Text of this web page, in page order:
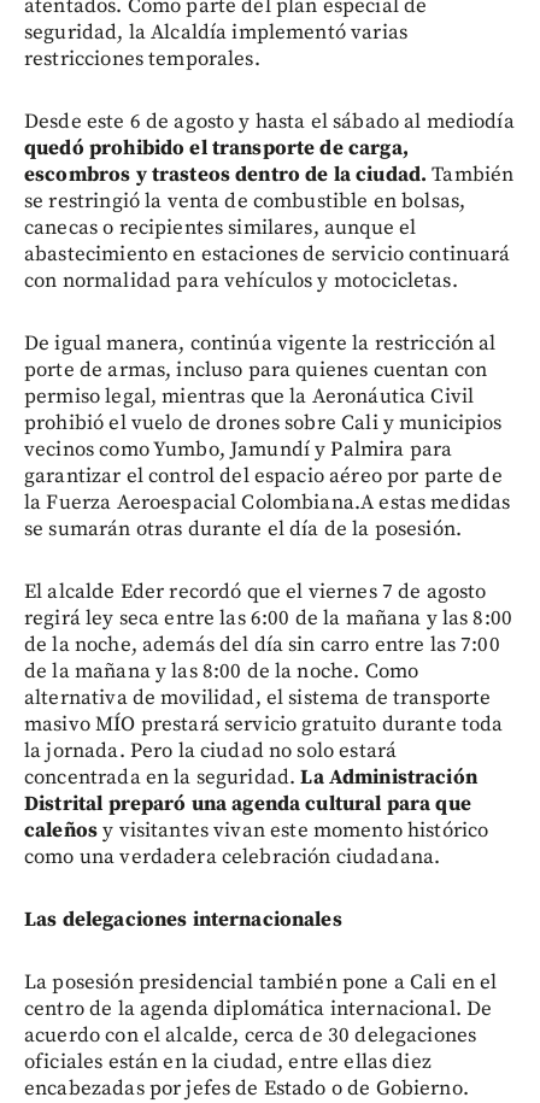
atentados. Como parte del plan especial de
seguridad, la Alcaldía implementó varias
restricciones temporales.
Desde este 6 de agosto y hasta el sábado al mediodía
quedó prohibido el transporte de carga,
escombros y trasteos dentro de la ciudad. También
se restringió la venta de combustible en bolsas,
canecas o recipientes similares, aunque el
abastecimiento en estaciones de servicio continuará
con normalidad para vehículos y motocicletas.
De igual manera, continúa vigente la restricción al
porte de armas, incluso para quienes cuentan con
permiso legal, mientras que la Aeronáutica Civil
prohibió el vuelo de drones sobre Cali y municipios
vecinos como Yumbo, Jamundí y Palmira para
garantizar el control del espacio aéreo por parte de
la Fuerza Aeroespacial Colombiana.A estas medidas
se sumarán otras durante el día de la posesión.
El alcalde Eder recordó que el viernes 7 de agosto
regirá ley seca entre las 6:00 de la mañana y las 8:00
de la noche, además del día sin carro entre las 7:00
de la mañana y las 8:00 de la noche. Como
alternativa de movilidad, el sistema de transporte
masivo MÍO prestará servicio gratuito durante toda
la jornada. Pero la ciudad no solo estará
concentrada en la seguridad.La Administración
Distrital preparó una agenda cultural para que
caleñosy visitantes vivan este momento histórico
como una verdadera celebración ciudadana.
Las delegaciones internacionales
La posesión presidencial también pone a Cali en el
centro de la agenda diplomática internacional. De
acuerdo con el alcalde, cerca de 30 delegaciones
oficiales están en la ciudad, entre ellas diez
encabezadas por jefes de Estado o de Gobierno.